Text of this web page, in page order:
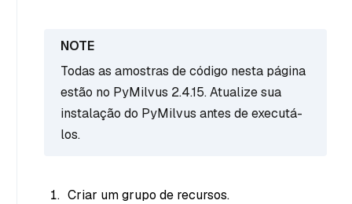
Todas as amostras de código nesta página
estão no PyMilvus 2.4.15. Atualize sua
instalação do PyMilvus antes de executá-
los.
Criar um grupo de recursos.